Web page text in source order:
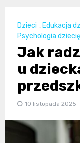
Dzieci , Edukacja
Psychologia
Jak
u
10 listopada 2025